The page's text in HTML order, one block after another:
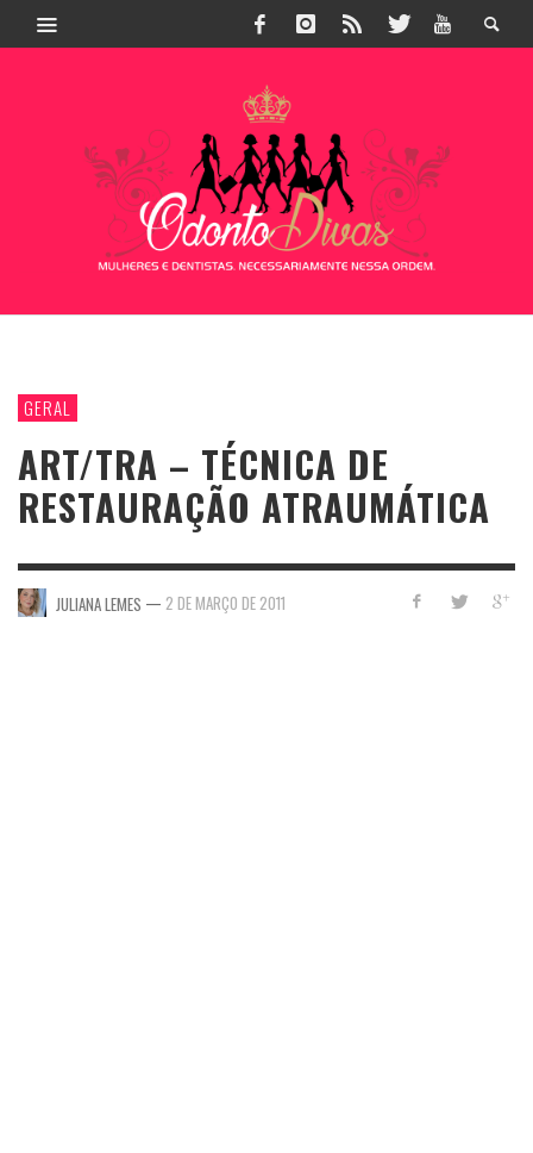
GERAL
ART/TRA – TÉCNICA DE
RESTAURAÇÃO ATRAUMÁTICA
JULIANA LEMES — 2 DE MARÇO DE 2011